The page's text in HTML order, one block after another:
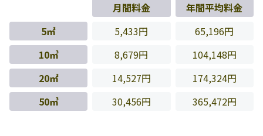
月間料金
年間平均料金
5㎥
5,433円
65,196円
10㎥
8,679円
104,148円
20㎥
14,527円
174,324円
50㎥
30,456円 365,472円